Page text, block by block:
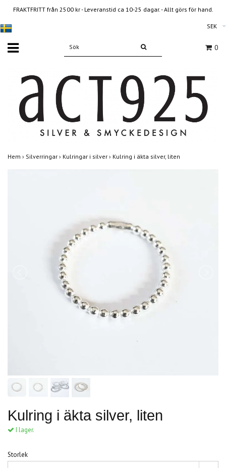
FRAKTFRITT från 2500 kr - Leveranstid ca 10-25 dagar. - Allt görs för hand.
SEK
0
Hem › Silverringar › Kulringar i silver › Kulring i äkta silver, liten
Kulring i äkta silver, liten
I lager.
Storlek